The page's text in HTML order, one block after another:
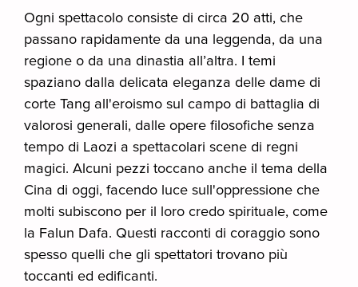
Ogni spettacolo consiste di circa 20 atti, che
passano rapidamente da una leggenda, da una
regione o da una dinastia all’altra. I temi
spaziano dalla delicata eleganza delle dame di
corte Tang all'eroismo sul campo di battaglia di
valorosi generali, dalle opere filosofiche senza
tempo di Laozi a spettacolari scene di regni
magici. Alcuni pezzi toccano anche il tema della
Cina di oggi, facendo luce sull'oppressione che
molti subiscono per il loro credo spirituale, come
la Falun Dafa. Questi racconti di coraggio sono
spesso quelli che gli spettatori trovano più
toccanti ed edificanti.